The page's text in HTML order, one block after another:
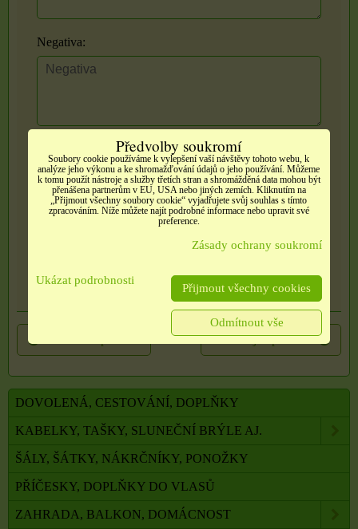
Negativa:
Zadejte prosím recenzi, výhody nebo zápory - alespoň
jedna položka je povinná.
Hodnocení produktu:
Odeslat
Následující produkt
DOVOLENÁ, CESTOVÁNÍ, DOPLŇKY
KABELKY, TAŠKY, SLUNEČNÍ BRÝLE AJ.
ŠÁLY, ŠÁTKY, NÁKRČNÍKY, PONOŽKY
PŘÍČESKY, DOPLŇKY DO VLASŮ
ZAHRADA, BALKON, DOMÁCNOST
Předvolby soukromí
Soubory cookie používáme k vylepšení vaší návštěvy tohoto webu, k
analýze jeho výkonu a ke shromažďování údajů o jeho používání. Můžeme
k tomu použít nástroje a služby třetích stran a shromážděná data mohou být
přenášena partnerům v EU, USA nebo jiných zemích. Kliknutím na
„Přijmout všechny soubory cookie“ vyjadřujete svůj souhlas s tímto
zpracováním. Níže můžete najít podrobné informace nebo upravit své
preference.
Zásady ochrany soukromí
Ukázat podrobnosti
Přijmout všechny cookies
Odmítnout vše